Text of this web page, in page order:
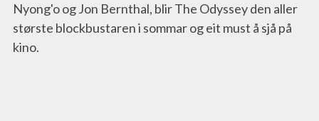
Nyong'o og Jon Bernthal, blir The Odyssey den aller
største blockbustaren i sommar og eit must å sjå på
kino.